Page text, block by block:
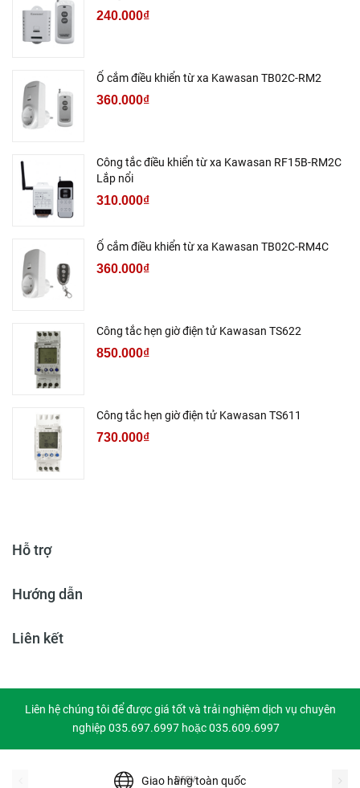
240.000₫
Ổ cắm điều khiển từ xa Kawasan TB02C-RM2
360.000₫
Công tắc điều khiển từ xa Kawasan RF15B-RM2C
Lắp nổi
310.000₫
Ổ cắm điều khiển từ xa Kawasan TB02C-RM4C
360.000₫
Công tắc hẹn giờ điện tử Kawasan TS622
850.000₫
Công tắc hẹn giờ điện tử Kawasan TS611
730.000₫
Hỗ trợ
Hướng dẫn
Liên kết
Liên hệ chúng tôi để được giá tốt và trải nghiệm dịch vụ chuyên
nghiệp 035.697.6997 hoặc 035.609.6997
Giao hàng toàn quốc
prev